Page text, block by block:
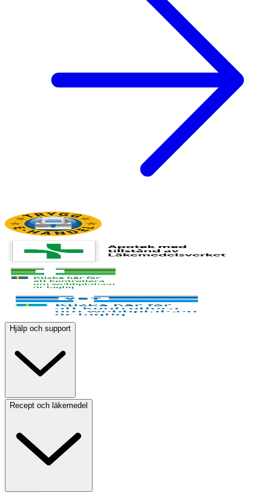
Hjälp och support
Recept och läkemedel